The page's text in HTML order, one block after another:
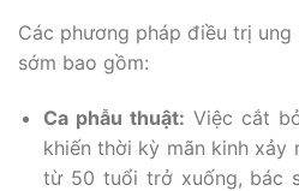
Các phương pháp điều trị
sớm bao gồm:
Ca phẫu thuật: Việc cắt
khiến thời kỳ mãn kinh xảy
từ 50 tuổi trở xuống, bác